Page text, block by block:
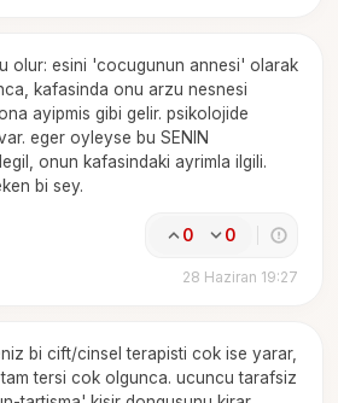
olur: esini 'cocugunun annesi' olarak
kafasinda onu arzu nesnesi
ayipmis gibi gelir. psikolojide
eger oyleyse bu SENIN
onun kafasindaki ayrimla ilgili.
bi sey.
0 0
28 Haziran 19:27
bi cift/cinsel terapisti cok ise yarar,
tersi cok olgunca. ucuncu tarafsiz